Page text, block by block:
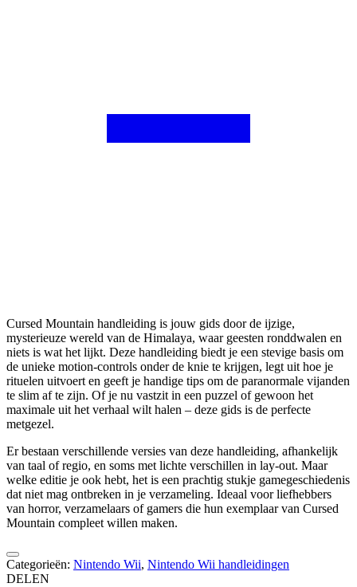
Cursed Mountain handleiding is jouw gids door de ijzige,
mysterieuze wereld van de Himalaya, waar geesten ronddwalen en
niets is wat het lijkt. Deze handleiding biedt je een stevige basis om
de unieke motion-controls onder de knie te krijgen, legt uit hoe je
rituelen uitvoert en geeft je handige tips om de paranormale vijanden
te slim af te zijn. Of je nu vastzit in een puzzel of gewoon het
maximale uit het verhaal wilt halen – deze gids is de perfecte
metgezel.
Er bestaan verschillende versies van deze handleiding, afhankelijk
van taal of regio, en soms met lichte verschillen in lay-out. Maar
welke editie je ook hebt, het is een prachtig stukje gamegeschiedenis
dat niet mag ontbreken in je verzameling. Ideaal voor liefhebbers
van horror, verzamelaars of gamers die hun exemplaar van Cursed
Mountain compleet willen maken.
Categorieën: Nintendo Wii, Nintendo Wii handleidingen
DELEN